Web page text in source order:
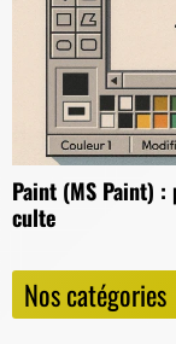
Paint (MS Paint)
culte
Nos catégories